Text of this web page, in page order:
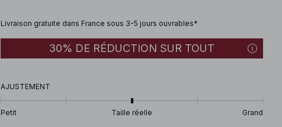
Livraison gratuite dans France sous 3-5 jours ouvrables*
30% DE RÉDUCTION SUR TOUT
AJUSTEMENT
Petit Taille réelle Grand